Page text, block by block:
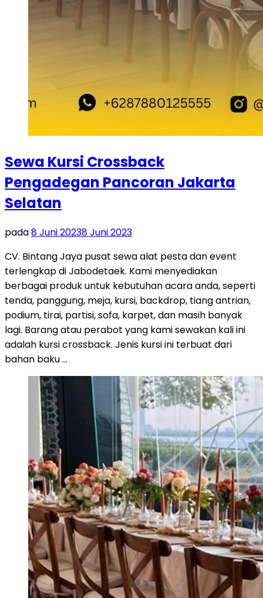
Sewa Kursi Crossback
Pengadegan Pancoran Jakarta
Selatan
pada8 Juni 20238 Juni 2023
CV. Bintang Jaya pusat sewa alat pesta dan event
terlengkap di Jabodetaek. Kami menyediakan
berbagai produk untuk kebutuhan acara anda, seperti
tenda, panggung, meja, kursi, backdrop, tiang antrian,
podium, tirai, partisi, sofa, karpet, dan masih banyak
lagi. Barang atau perabot yang kami sewakan kali ini
adalah kursi crossback. Jenis kursi ini terbuat dari
bahan baku …